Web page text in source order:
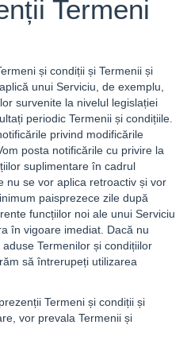
Termeni
și condiții și Termenii și
unui Serviciu, de exemplu,
survenite la nivelul legislației
periodic Termenii și condițiile.
privind modificările
posta notificările cu privire la
suplimentare în cadrul
nu se vor aplica retroactiv și vor
paisprezece zile după
funcțiilor noi ale unui Serviciu
în vigoare imediat. Dacă nu
Termenilor și condițiilor
să întrerupeți utilizarea
Termeni și condiții și
vor prevala Termenii și